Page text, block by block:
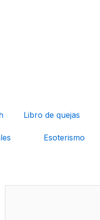
Libro de quejas
Esoterismo